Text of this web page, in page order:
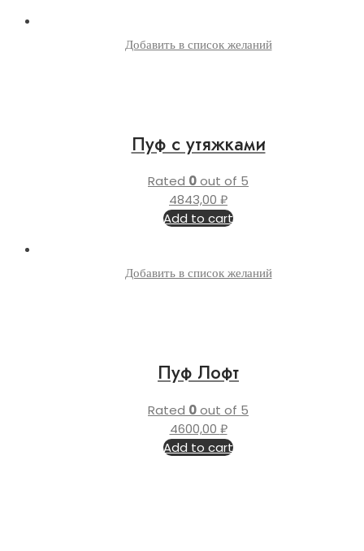
Добавить в список желаний
Пуф с утяжками
Rated 0out of 5
4843,00 ₽
Add to cart
Добавить в список желаний
Пуф Лофт
Rated 0out of 5
4600,00 ₽
Add to cart